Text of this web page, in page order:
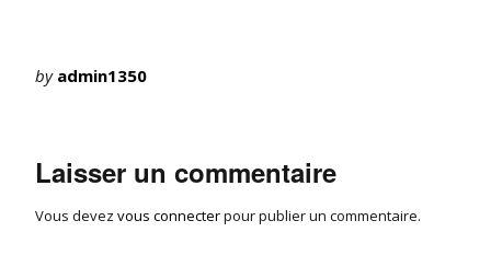
by admin1350
Laisser un commentaire
Vous devez vous connecterpour publier un commentaire.